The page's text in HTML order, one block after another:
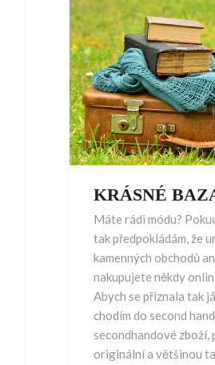
KRÁSNÉ
Máte rádi módu?
tak předpokládám, že
kamenných obchodů
nakupujete někdy
Abych se přiznala tak
chodím do second
secondhandové
originální a většinou